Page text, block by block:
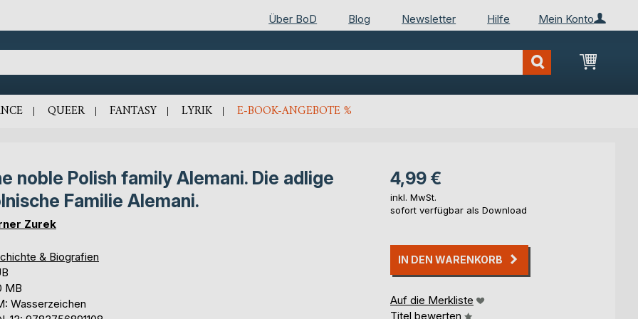
Mein Konto
Über BoD Blog Newsletter Hilfe
Mein
QUEER FANTASY LYRIK E-BOOK-ANGEBOTE %
noble Polish family Alemani. Die adlige
Familie Alemani.
Zurek
& Biografien
MB
Wasserzeichen
4,99 €
inkl. MwSt.
sofort verfügbar als Download
IN DEN WARENKORB
Auf die Merkliste
Titel bewerten